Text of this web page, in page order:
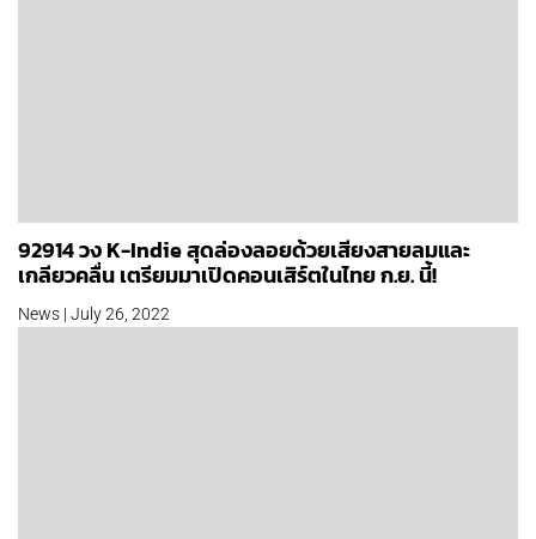
92914 วง K-Indie สุดล่องลอยด้วยเสียงสายลมและ
เกลียวคลื่น เตรียมมาเปิดคอนเสิร์ตในไทย ก.ย. นี้!
News | July 26, 2022